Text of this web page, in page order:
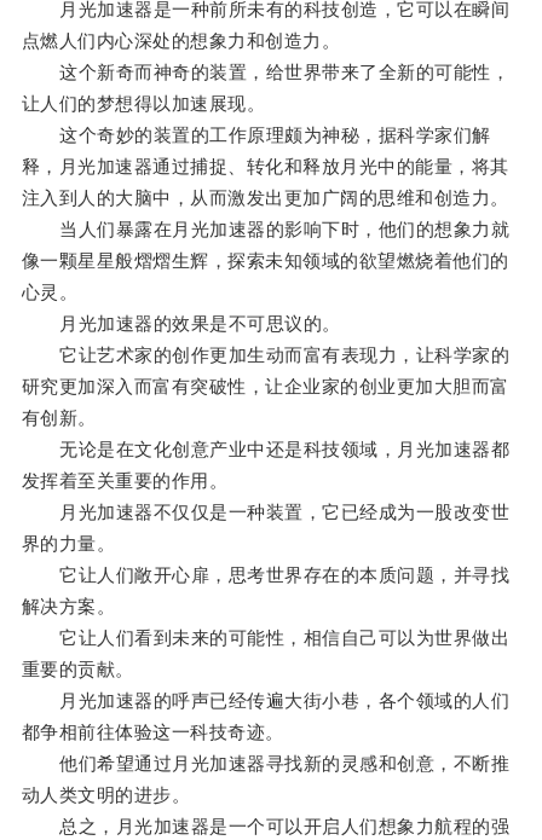
月光加速器是一种前所未有的科技创造，它可以在瞬间
点燃人们内心深处的想象力和创造力。
这个新奇而神奇的装置，给世界带来了全新的可能性，
让人们的梦想得以加速展现。
这个奇妙的装置的工作原理颇为神秘，据科学家们解
释，月光加速器通过捕捉、转化和释放月光中的能量，将其
注入到人的大脑中，从而激发出更加广阔的思维和创造力。
当人们暴露在月光加速器的影响下时，他们的想象力就
像一颗星星般熠熠生辉，探索未知领域的欲望燃烧着他们的
心灵。
月光加速器的效果是不可思议的。
它让艺术家的创作更加生动而富有表现力，让科学家的
研究更加深入而富有突破性，让企业家的创业更加大胆而富
有创新。
无论是在文化创意产业中还是科技领域，月光加速器都
发挥着至关重要的作用。
月光加速器不仅仅是一种装置，它已经成为一股改变世
界的力量。
它让人们敞开心扉，思考世界存在的本质问题，并寻找
解决方案。
它让人们看到未来的可能性，相信自己可以为世界做出
重要的贡献。
月光加速器的呼声已经传遍大街小巷，各个领域的人们
都争相前往体验这一科技奇迹。
他们希望通过月光加速器寻找新的灵感和创意，不断推
动人类文明的进步。
总之，月光加速器是一个可以开启人们想象力航程的强